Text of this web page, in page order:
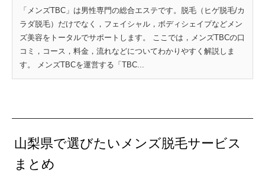
「メンズTBC」は男性専門の総合エステです。脱毛（ヒゲ脱毛/カ
ラダ脱毛）だけでなく，フェイシャル，ボディシェイプなどメン
ズ美容をトータルでサポートします。 ここでは，メンズTBCの口
コミ，コース，料金，流れなどについてわかりやすく解説しま
す。 メンズTBCを運営する「TBC...
山梨県で選びたいメンズ脱毛サービス
まとめ